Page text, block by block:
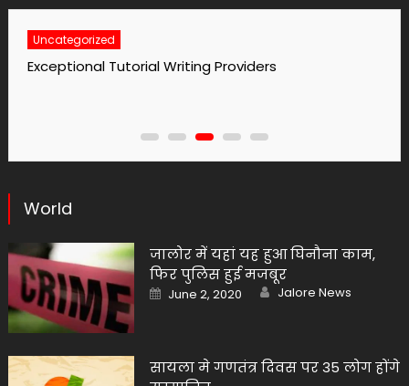
Uncategorized
No1 Essay Writing Service Grabmyessay Com
World
जालोर में यहां यह हुआ घिनौना काम,
फिर पुलिस हुई मजबूर
Posted
on
June 2, 2020 Author
Jalore News
सायला मे गणतंत्र दिवस पर 35 लोग होंगे